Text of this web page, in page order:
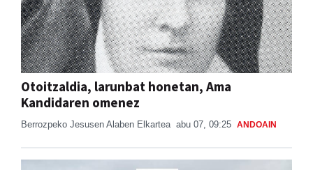
Otoitzaldia, larunbat honetan, Ama
Kandidaren omenez
Berrozpeko Jesusen Alaben Elkartea abu 07, 09:25 ANDOAIN